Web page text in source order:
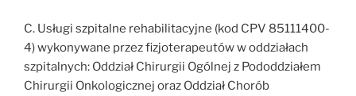
C. Usługi szpitalne rehabilitacyjne (kod CPV 85111400-
4) wykonywane przez fizjoterapeutów w oddziałach
szpitalnych: Oddział Chirurgii Ogólnej z Pododdziałem
Chirurgii Onkologicznej oraz Oddział Chorób